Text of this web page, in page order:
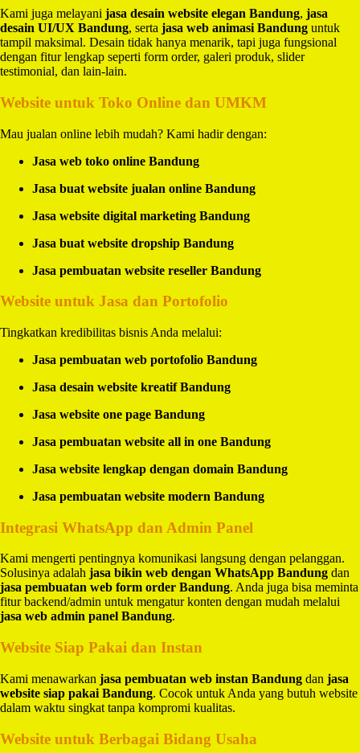
Kami juga melayani jasa desain website elegan Bandung, jasa
desain UI/UX Bandung, serta jasa web animasi Bandung untuk
tampil maksimal. Desain tidak hanya menarik, tapi juga fungsional
dengan fitur lengkap seperti form order, galeri produk, slider
testimonial, dan lain-lain.
Website untuk Toko Online dan UMKM
Mau jualan online lebih mudah? Kami hadir dengan:
Jasa web toko online Bandung
Jasa buat website jualan online Bandung
Jasa website digital marketing Bandung
Jasa buat website dropship Bandung
Jasa pembuatan website reseller Bandung
Website untuk Jasa dan Portofolio
Tingkatkan kredibilitas bisnis Anda melalui:
Jasa pembuatan web portofolio Bandung
Jasa desain website kreatif Bandung
Jasa website one page Bandung
Jasa pembuatan website all in one Bandung
Jasa website lengkap dengan domain Bandung
Jasa pembuatan website modern Bandung
Integrasi WhatsApp dan Admin Panel
Kami mengerti pentingnya komunikasi langsung dengan pelanggan.
Solusinya adalah jasa bikin web dengan WhatsApp Bandung dan
jasa pembuatan web form order Bandung. Anda juga bisa meminta
fitur backend/admin untuk mengatur konten dengan mudah melalui
jasa web admin panel Bandung.
Website Siap Pakai dan Instan
Kami menawarkan jasa pembuatan web instan Bandung dan jasa
website siap pakai Bandung. Cocok untuk Anda yang butuh website
dalam waktu singkat tanpa kompromi kualitas.
Website untuk Berbagai Bidang Usaha